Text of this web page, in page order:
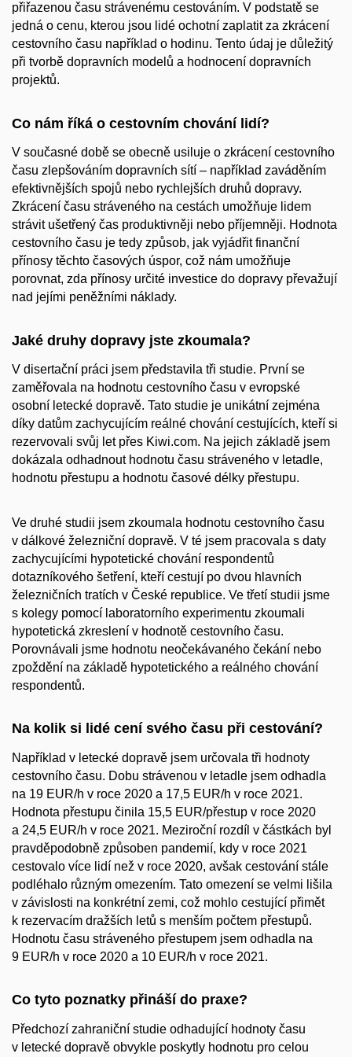
přiřazenou času strávenému cestováním. V podstatě se
jedná o cenu, kterou jsou lidé ochotní zaplatit za zkrácení
cestovního času například o hodinu. Tento údaj je důležitý
při tvorbě dopravních modelů a hodnocení dopravních
projektů.
Co nám říká o cestovním chování lidí?
V současné době se obecně usiluje o zkrácení cestovního
času zlepšováním dopravních sítí – například zaváděním
efektivnějších spojů nebo rychlejších druhů dopravy.
Zkrácení času stráveného na cestách umožňuje lidem
strávit ušetřený čas produktivněji nebo příjemněji. Hodnota
cestovního času je tedy způsob, jak vyjádřit finanční
přínosy těchto časových úspor, což nám umožňuje
porovnat, zda přínosy určité investice do dopravy převažují
nad jejími peněžními náklady.
Jaké druhy dopravy jste zkoumala?
V disertační práci jsem představila tři studie. První se
zaměřovala na hodnotu cestovního času v evropské
osobní letecké dopravě. Tato studie je unikátní zejména
díky datům zachycujícím reálné chování cestujících, kteří si
rezervovali svůj let přes Kiwi.com. Na jejich základě jsem
dokázala odhadnout hodnotu času stráveného v letadle,
hodnotu přestupu a hodnotu časové délky přestupu.
Ve druhé studii jsem zkoumala hodnotu cestovního času
v dálkové železniční dopravě. V té jsem pracovala s daty
zachycujícími hypotetické chování respondentů
dotazníkového šetření, kteří cestují po dvou hlavních
železničních tratích v České republice. Ve třetí studii jsme
s kolegy pomocí laboratorního experimentu zkoumali
hypotetická zkreslení v hodnotě cestovního času.
Porovnávali jsme hodnotu neočekávaného čekání nebo
zpoždění na základě hypotetického a reálného chování
respondentů.
Na kolik si lidé cení svého času při cestování?
Například v letecké dopravě jsem určovala tři hodnoty
cestovního času. Dobu strávenou v letadle jsem odhadla
na 19 EUR/h v roce 2020 a 17,5 EUR/h v roce 2021.
Hodnota přestupu činila 15,5 EUR/přestup v roce 2020
a 24,5 EUR/h v roce 2021. Meziroční rozdíl v částkách byl
pravděpodobně způsoben pandemií, kdy v roce 2021
cestovalo více lidí než v roce 2020, avšak cestování stále
podléhalo různým omezením. Tato omezení se velmi lišila
v závislosti na konkrétní zemi, což mohlo cestující přimět
k rezervacím dražších letů s menším počtem přestupů.
Hodnotu času stráveného přestupem jsem odhadla na
9 EUR/h v roce 2020 a 10 EUR/h v roce 2021.
Co tyto poznatky přináší do praxe?
Předchozí zahraniční studie odhadující hodnoty času
v letecké dopravě obvykle poskytly hodnotu pro celou